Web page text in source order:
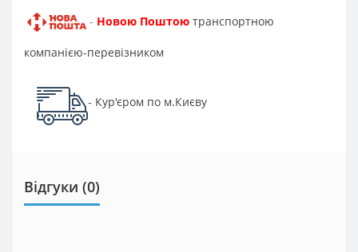
- Новою Поштою транспортною
компанією-перевізником
- Кур'єром по м.Києву
Відгуки (0)